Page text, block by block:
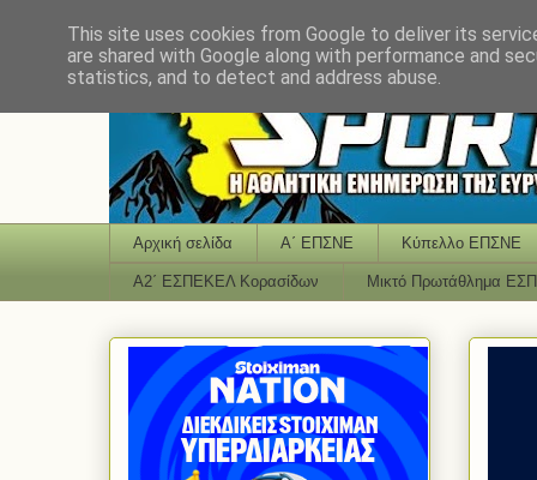
Αρχική σελίδα Α΄ ΕΠΣΝΕ Κύπελλο ΕΠΣΝΕ
Α2΄ ΕΣΠΕΚΕΛ Κορασίδων Μικτό Πρωτάθλημα
This site uses cookies from Google to deliver its
are shared with Google along with performance and
statistics, and to detect and address abuse.